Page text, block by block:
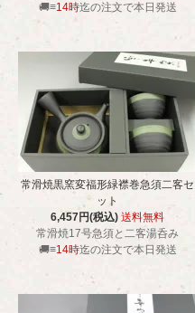
🚚≡14時迄の注文で本日発送
常滑焼黒窯変福形緑襟巻急須二客セ
ット
6,457円(税込)送料無料
常滑焼17号急須と二客湯呑み
🚚≡14時迄の注文で本日発送